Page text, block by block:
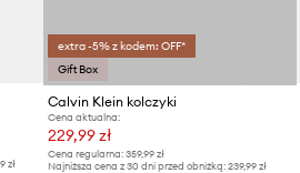
zł
extra -5% z kodem: OFF*
Gift Box
Calvin Klein kolczyki
Cena aktualna:
229,99 zł
Cena regularna: 359,99 zł
Najniższa cena z 30 dni przed obniżką: 239,99 zł